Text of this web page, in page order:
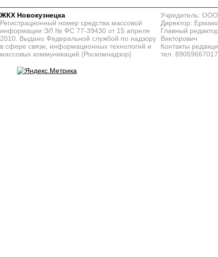
ЖКХ Новокузнецка
Регистрационный номер средства массовой
информации ЭЛ № ФС 77-39430 от 15 апреля
2010. Выдано Федеральной службой по надзору
в сфере связи, информационных технологий и
массовых коммуникаций (Роскомнадзор)
Учредитель:
Директор:
Главный
Викторович
Контакты
тел. 89059667017